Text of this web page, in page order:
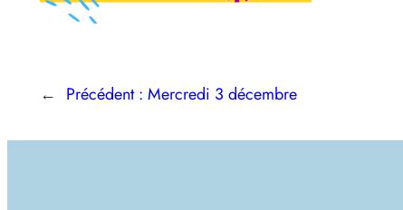
← Précédent : Mercredi 3 décembre